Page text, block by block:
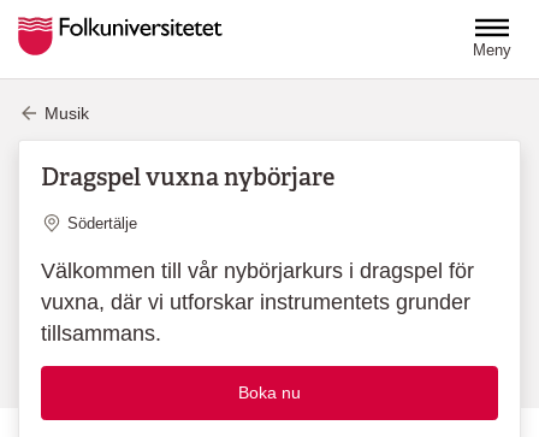
Meny
Musik
Dragspel vuxna nybörjare
Plats
Södertälje
Välkommen till vår nybörjarkurs i dragspel för
vuxna, där vi utforskar instrumentets grunder
tillsammans.
Boka nu